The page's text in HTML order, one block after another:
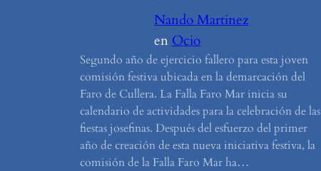
Nando Martinez
en Ocio
Segundo año de ejercicio fallero para esta joven
comisión festiva ubicada en la demarcación del
Faro de Cullera. La Falla Faro Mar inicia su
calendario de actividades para la celebración de las
fiestas josefinas. Después del esfuerzo del primer
año de creación de esta nueva iniciativa festiva, la
comisión de la Falla Faro Mar ha…